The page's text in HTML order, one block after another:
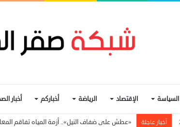
السياسة الإقتصاد الرياضة أخباركم أخبار
أخبار عاجلة «عطش على ضفاف النيل».. أزمة المياه تفاقم